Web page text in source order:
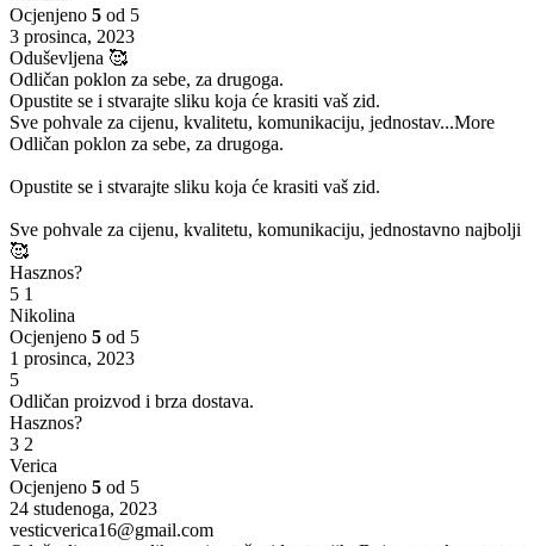
Ocjenjeno 5 od 5
3 prosinca, 2023
Oduševljena 🥰
Odličan poklon za sebe, za drugoga.
Opustite se i stvarajte sliku koja će krasiti vaš zid.
Sve pohvale za cijenu, kvalitetu, komunikaciju, jednostav...More
Odličan poklon za sebe, za drugoga.
Opustite se i stvarajte sliku koja će krasiti vaš zid.
Sve pohvale za cijenu, kvalitetu, komunikaciju, jednostavno najbolji
🥰
Hasznos?
5 1
Nikolina
Ocjenjeno 5 od 5
1 prosinca, 2023
5
Odličan proizvod i brza dostava.
Hasznos?
3 2
Verica
Ocjenjeno 5 od 5
24 studenoga, 2023
vesticverica16@gmail.com